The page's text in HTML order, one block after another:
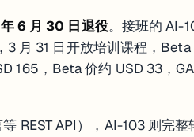
看出微软正在系统性地把 AI 能力
2026 Update
6 月 30 日退役。接班的 AI-
月 31 日开放培训课程，Beta
165，Beta 价约 USD 33，
REST API），AI-103 则完整